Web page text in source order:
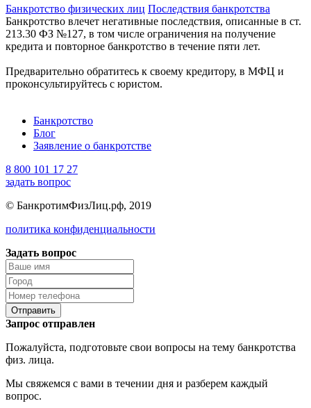
Банкротство физических лиц Последствия банкротства
Банкротство влечет негативные последствия, описанные в ст.
213.30 ФЗ №127, в том числе ограничения на получение
кредита и повторное банкротство в течение пяти лет.
Предварительно обратитесь к своему кредитору, в МФЦ и
проконсультируйтесь с юристом.
Банкротство
Блог
Заявление о банкротстве
8 800 101 17 27
задать вопрос
© БанкротимФизЛиц.рф, 2019
политика конфиденциальности
Задать вопрос
Отправить
Запрос отправлен
Пожалуйста, подготовьте свои вопросы на тему банкротства
физ. лица.
Мы свяжемся с вами в течении дня и разберем каждый
вопрос.